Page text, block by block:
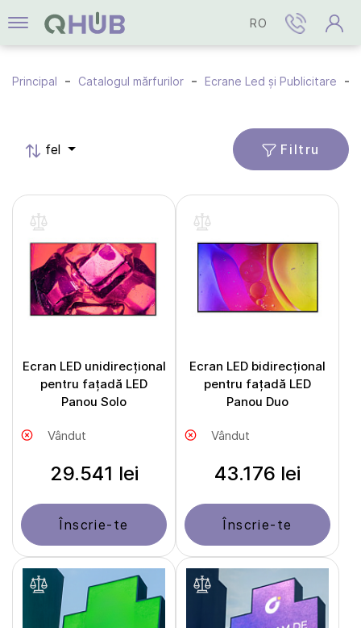
RO
Principal Catalogul mărfurilor Ecrane Led și Publicitare
fel Filtru
Ecran LED unidirecțional
pentru fațadă LED
Panou Solo
Vândut
29.541 lei
Înscrie-te
Ecran LED bidirecțional
pentru fațadă LED
Panou Duo
Vândut
43.176 lei
Înscrie-te